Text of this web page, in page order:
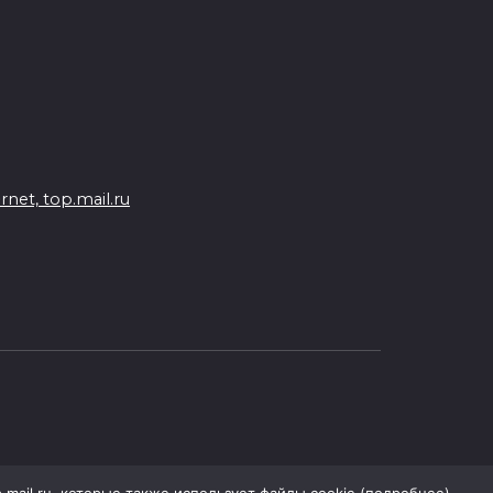
Судьба аварийного особняка
top.mail.ru